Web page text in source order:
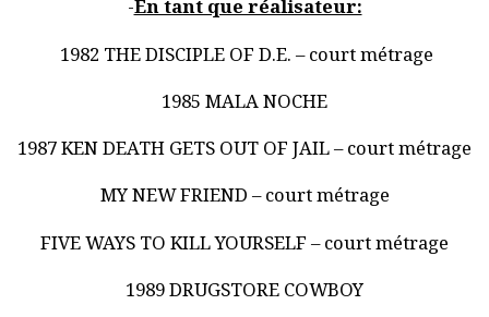
-En tant que réalisateur:
1982 THE DISCIPLE OF D.E. – court métrage
1985 MALA NOCHE
1987 KEN DEATH GETS OUT OF JAIL – court métrage
MY NEW FRIEND – court métrage
FIVE WAYS TO KILL YOURSELF – court métrage
1989 DRUGSTORE COWBOY